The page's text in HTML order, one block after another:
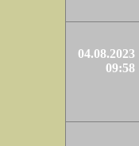
04.08.2023
09:58